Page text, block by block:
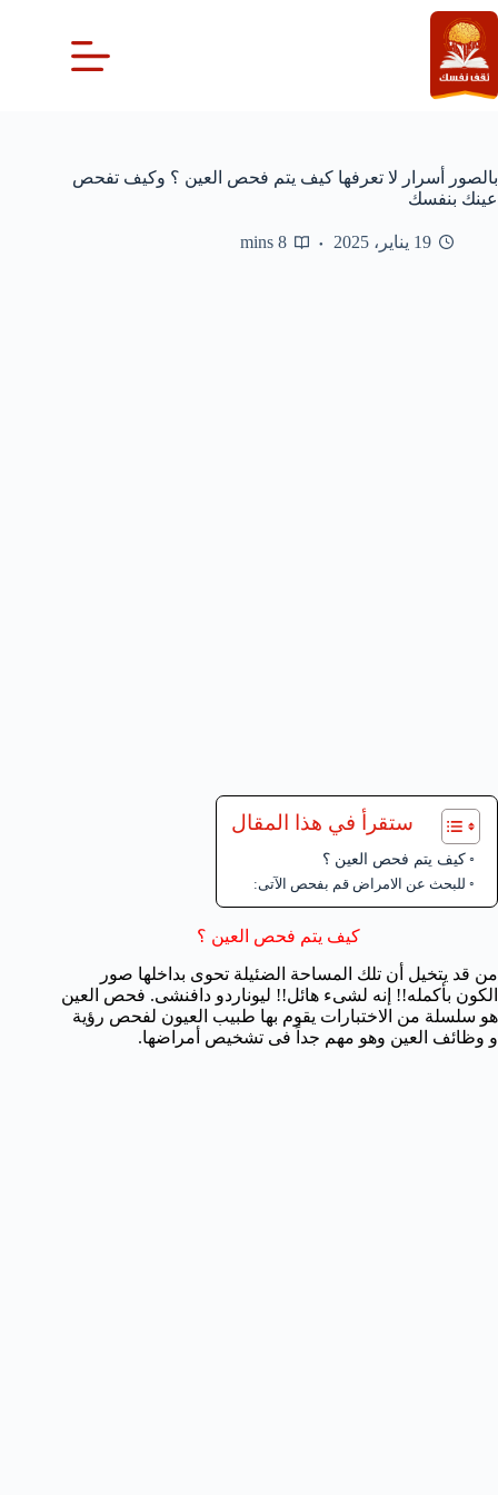
التجاوز
إلى
المحتوى
بالصور أسرار لا تعرفها كيف يتم فحص العين ؟ وكيف تفحص
عينك بنفسك
19 يناير، 2025 8 mins
ستقرأ في هذا المقال
كيف يتم فحص العين ؟
للبحث عن الامراض قم بفحص الآتى:
كيف يتم فحص العين ؟
من قد يتخيل أن تلك المساحة الضئيلة تحوى بداخلها صور
الكون بأكمله!! إنه لشىء هائل!! ليوناردو دافنشى. فحص العين
هو سلسلة من الاختبارات يقوم بها طبيب العيون لفحص رؤية
و وظائف العين وهو مهم جداً فى تشخيص أمراضها.